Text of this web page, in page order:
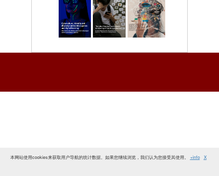
本网站使用cookies来获取用户导航的统计数据。如果您继续浏览，我们认为您接受其使用。 +info X